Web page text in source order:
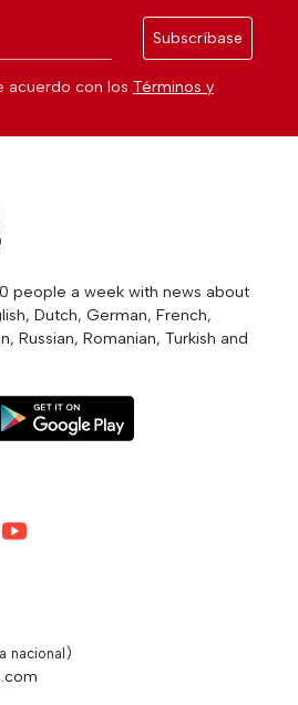
Subscríbase
acuerdo con los Términos y
people a week with news about
Dutch, German, French,
Russian, Romanian, Turkish and
nacional)